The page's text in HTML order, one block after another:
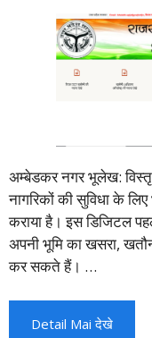
अम्बेडकर नगर भूलेख:
नागरिकों की सुविधा के
कराया है। इस डिजिटल
अपनी भूमि का खसरा,
कर सकते हैं। …
Detail Mai देखे